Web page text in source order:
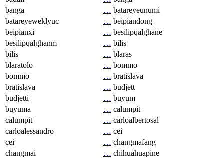
banga
… batareyeunumi
batareyeweklyuc
… beipiandong
beipianxi
… besilipqalghane
besilipqalghanm
… bilis
bilis
… blaras
blaratolo
… bommo
bommo
… bratislava
bratislava
… budjett
budjetti
… buyum
buyuma
… calumpit
calumpit
… carloalbertosal
carloalessandro
… cei
cei
… changmafang
changmai
… chihuahuapine